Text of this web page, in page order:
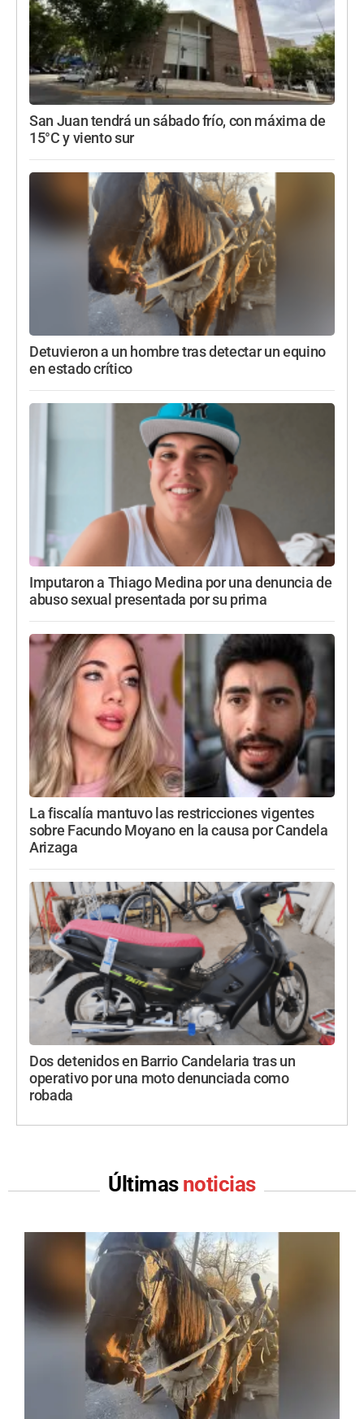
San Juan tendrá un sábado frío, con máxima de
15°C y viento sur
Detuvieron a un hombre tras detectar un equino
en estado crítico
Imputaron a Thiago Medina por una denuncia de
abuso sexual presentada por su prima
La fiscalía mantuvo las restricciones vigentes
sobre Facundo Moyano en la causa por Candela
Arizaga
Dos detenidos en Barrio Candelaria tras un
operativo por una moto denunciada como
robada
Últimas noticias